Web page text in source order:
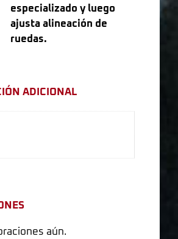
especializado y luego
ajusta alineación de
ruedas.
ADICIONAL
aún.